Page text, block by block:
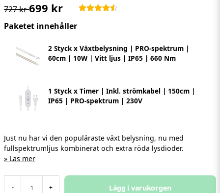
727 kr699 kr
Paketet innehåller
2 Styck x Växtbelysning | PRO-spektrum |
60cm | 10W | Vitt ljus | IP65 | 660 Nm
1 Styck x Timer | Inkl. strömkabel | 150cm |
IP65 | PRO-spektrum | 230V
Just nu har vi den populäraste växt belysning, nu med
fullspektrumljus kombinerat och extra röda lysdioder.
Läs mer
- + Lägg i varukorgen